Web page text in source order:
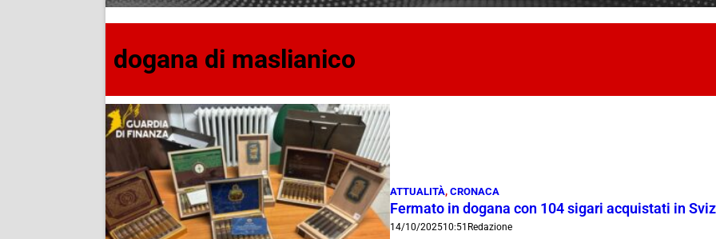
dogana di maslianico
ATTUALITÀ,CRONACA
Fermato in dogana con 104 sigari acquistati in
14/10/202510:51 Redazione